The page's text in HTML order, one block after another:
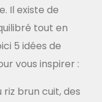
Il existe de
tout en
5 idées de
vous inspirer :
riz brun cuit, des